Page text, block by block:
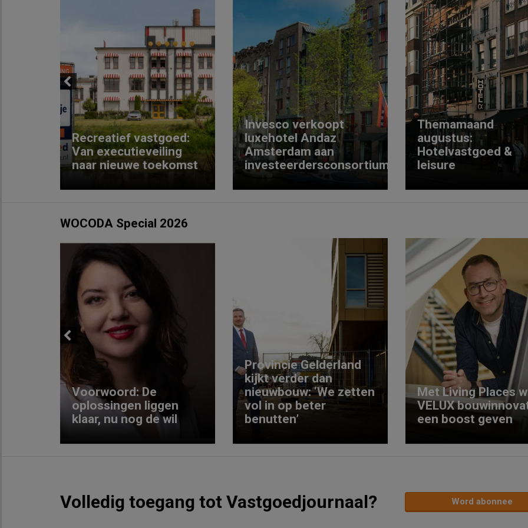
Previous
Recreatief vastgoed:
Van executieveiling
naar nieuwe toekomst
Invesco verkoopt
luxehotel Andaz
Amsterdam aan
investeerdersconsortium
Themamaand
augustus:
Hotelvastgoed &
leisure
WOCODA Special 2026
Previous
Voorwoord: De
oplossingen liggen
klaar, nu nog de wil
Provincie Gelderland
kijkt verder dan
nieuwbouw: ‘We zetten
vol in op beter
benutten’
Met Living Places
VELUX
een boost geven
Volledig toegang tot Vastgoedjournaal? Word abonnee